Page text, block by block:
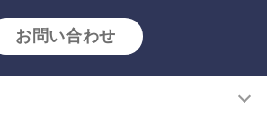
お問い合わせ